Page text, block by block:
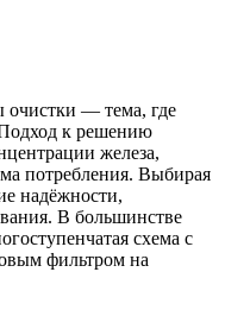
очистки — тема, где
Подход к решению
железа,
потребления. Выбирая
надёжности,
В большинстве
схема с
фильтром на